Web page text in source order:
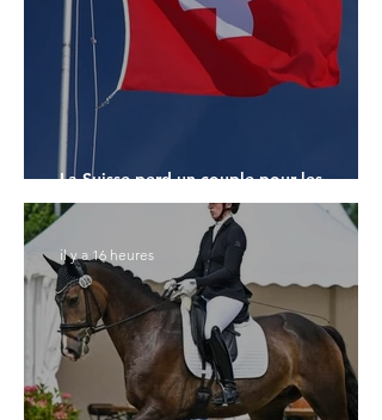
La Suisse perd un couple pour les
Championnats du Monde
il y a 16 heures